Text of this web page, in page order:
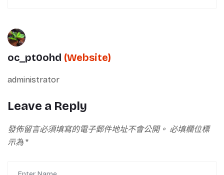
oc_pt0ohd (Website)
administrator
Leave a Reply
發佈留言必須填寫的電子郵件地址不會公開。 必填欄位標
示為 *